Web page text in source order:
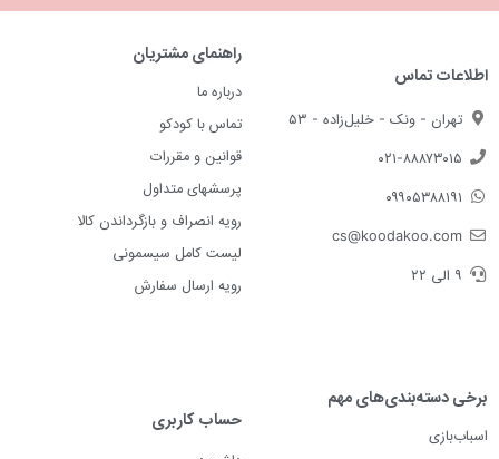
اطلاعات تماس
تهران - ونک - خلیل‌زاده - ۵۳
۰۲۱-۸۸۸۷۳۰۱۵
۰۹۹۰۵۳۸۸۱۹۱
cs@koodakoo.com
۹ الی ۲۲
راهنمای مشتریان
درباره ما
تماس با کودکو
قوانین و مقررات
پرسشهای متداول
رویه انصراف و بازگرداندن کالا
لیست کامل سیسمونی
رویه ارسال سفارش
برخی دسته‌بندی‌های مهم
اسباب‌بازی
حساب کاربری